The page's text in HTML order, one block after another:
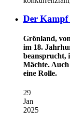
Der
Grönland,
im 18.
beansprucht,
Mächte.
eine Rolle.
29
Jan
2025